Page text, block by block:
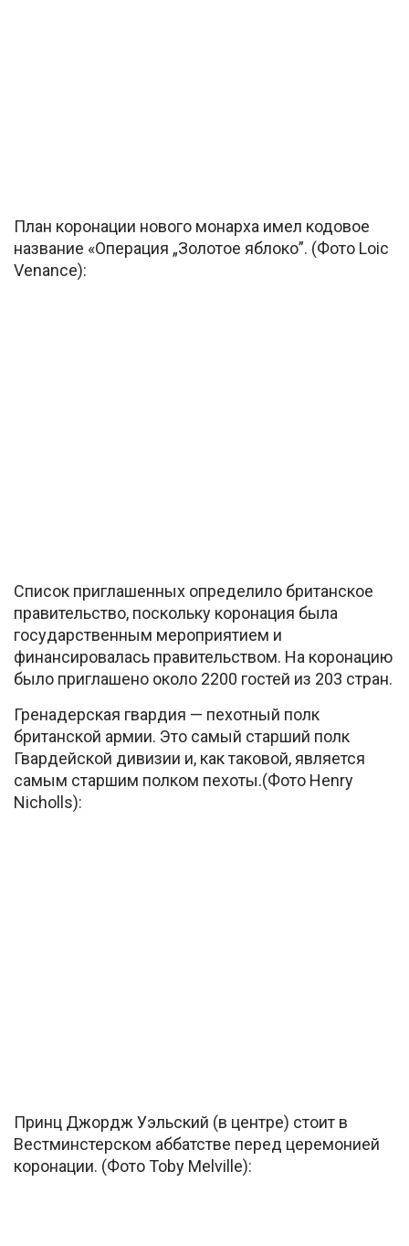
План коронации нового монарха имел кодовое
название «Операция „Золотое яблоко”. (Фото Loic
Venance):
Список приглашенных определило британское
правительство, поскольку коронация была
государственным мероприятием и
финансировалась правительством. На коронацию
было приглашено около 2200 гостей из 203 стран.
Гренадерская гвардия — пехотный полк
британской армии. Это самый старший полк
Гвардейской дивизии и, как таковой, является
самым старшим полком пехоты.(Фото Henry
Nicholls):
Принц Джордж Уэльский (в центре) стоит в
Вестминстерском аббатстве перед церемонией
коронации. (Фото Toby Melville):